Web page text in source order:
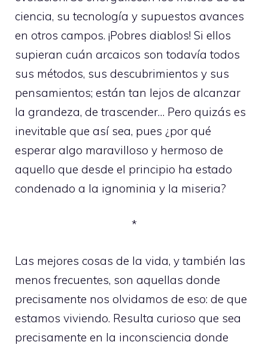
ciencia, su tecnología y supuestos avances
en otros campos. ¡Pobres diablos! Si ellos
supieran cuán arcaicos son todavía todos
sus métodos, sus descubrimientos y sus
pensamientos; están tan lejos de alcanzar
la grandeza, de trascender… Pero quizás es
inevitable que así sea, pues ¿por qué
esperar algo maravilloso y hermoso de
aquello que desde el principio ha estado
condenado a la ignominia y la miseria?
*
Las mejores cosas de la vida, y también las
menos frecuentes, son aquellas donde
precisamente nos olvidamos de eso: de que
estamos viviendo. Resulta curioso que sea
precisamente en la inconsciencia donde